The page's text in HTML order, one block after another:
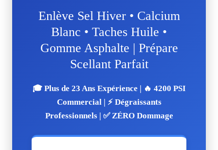
Enlève Sel Hiver • Calcium
Blanc • Taches Huile •
Gomme Asphalte | Prépare
Scellant Parfait
🎓 Plus de 23 Ans Expérience | 🔥 4200 PSI
Commercial | ⚡ Dégraissants
Professionnels | ✅ ZÉRO Dommage